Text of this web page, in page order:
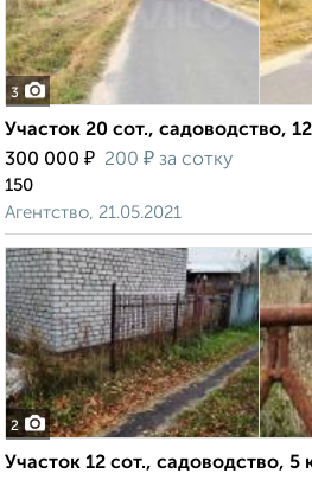
3
Участок 20 сот., садоводство,
300 000 ₽ 200 ₽ за сотку
150
Агентство, 21.05.2021
2
Участок 12 сот., садоводство, 5